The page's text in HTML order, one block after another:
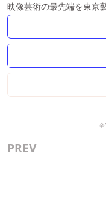
映像芸術の最先端を東京
PREV